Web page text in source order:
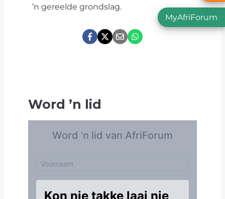
’n gereelde grondslag.
Word ’n lid
MyAfriForum